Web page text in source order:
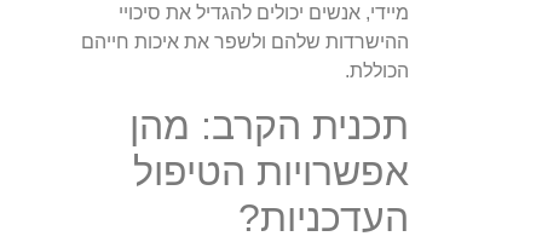
מיידי, אנשים יכולים להגדיל את סיכויי
ההישרדות שלהם ולשפר את איכות חייהם
הכוללת.
תכנית הקרב: מהן
אפשרויות הטיפול
העדכניות?